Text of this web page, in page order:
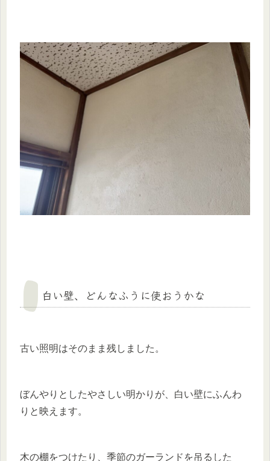
白い壁、どんなふうに使おうかな
古い照明はそのまま残しました。
ぼんやりとしたやさしい明かりが、白い壁にふんわ
りと映えます。
木の棚をつけたり、季節のガーランドを吊るした